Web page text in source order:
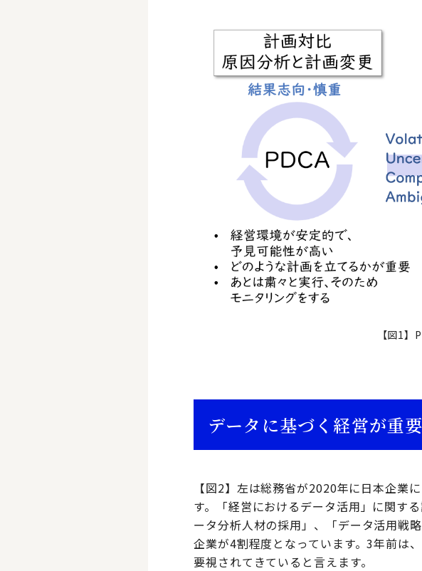
【図1
データに基づく経営が重
【図2】左は総務省が2020年に日本企業
す。「経営におけるデータ活用」に関す
ータ分析人材の採用」、「データ活用戦
企業が4割程度となっています。3年前は
要視されてきていると言えます。